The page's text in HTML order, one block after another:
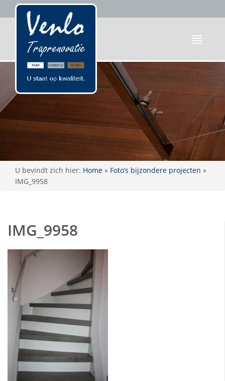
U bevindt zich hier: Home » Foto’s bijzondere projecten »
IMG_9958
IMG_9958